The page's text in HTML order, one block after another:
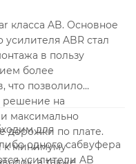
класса AB. Основное
ABR стал
в пользу
более
что позволило
решение на
максимально
дорожки по плате.
к минимуму
для
одного сабвуфера
усилители AB